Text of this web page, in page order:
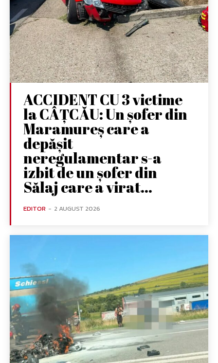
ACCIDENT CU 3 victime
la CÂȚCĂU: Un șofer din
Maramureș care a
depășit
neregulamentar s-a
izbit de un șofer din
Sălaj care a virat...
EDITOR - 2 AUGUST 2026